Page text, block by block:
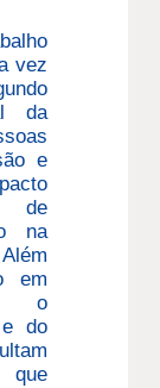
vez
da
e
de
na
em
o
e do
que